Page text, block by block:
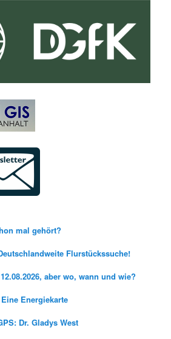
mal gehört?
Flurstückssuche!
aber wo, wann und wie?
Energiekarte
Dr. Gladys West